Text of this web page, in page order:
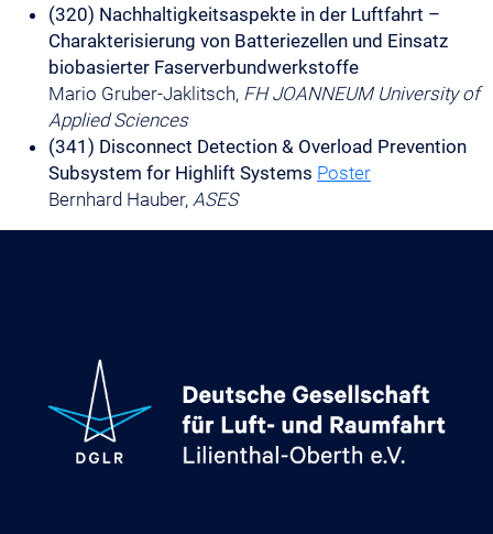
(320) Nachhaltigkeitsaspekte in der Luftfahrt –
Charakterisierung von Batteriezellen und Einsatz
biobasierter Faserverbundwerkstoffe
Mario Gruber-Jaklitsch, FH JOANNEUM University of
Applied Sciences
(341) Disconnect Detection & Overload Prevention
Subsystem for Highlift Systems Poster
Bernhard Hauber, ASES